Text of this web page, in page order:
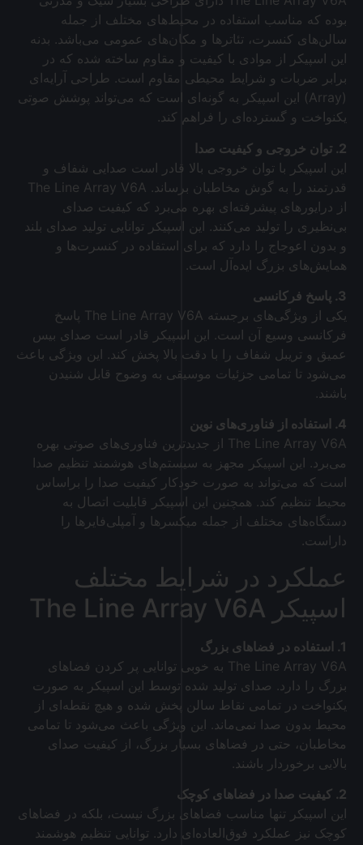
بوده که مناسب استفاده در محیط‌های مختلف از جمله
سالن‌های کنسرت، تئاترها و مکان‌های عمومی می‌باشد. بدنه
این اسپیکر از موادی با کیفیت و مقاوم ساخته شده که در
برابر ضربات و شرایط محیطی مقاوم است. طراحی آرایه‌ای
(Array) این اسپیکر به گونه‌ای است که می‌تواند پوشش صوتی
یکنواخت و گسترده‌ای را فراهم کند.
2. توان خروجی و کیفیت صدا
این اسپیکر با توان خروجی بالا قادر است صدایی شفاف و
قدرتمند را به گوش مخاطبان برساند. The Line Array V6A
از درایورهای پیشرفته‌ای بهره می‌برد که کیفیت صدای
بی‌نظیری را تولید می‌کنند. این اسپیکر توانایی تولید صدای بلند
و بدون اعوجاج را دارد که برای استفاده در کنسرت‌ها و
همایش‌های بزرگ ایده‌آل است.
3. پاسخ فرکانسی
یکی از ویژگی‌های برجسته The Line Array V6A پاسخ
فرکانسی وسیع آن است. این اسپیکر قادر است صدای بیس
عمیق و تریبل شفاف را با دقت بالا پخش کند. این ویژگی باعث
می‌شود تا تمامی جزئیات موسیقی به وضوح قابل شنیدن
باشند.
4. استفاده از فناوری‌های نوین
The Line Array V6A از جدیدترین فناوری‌های صوتی بهره
می‌برد. این اسپیکر مجهز به سیستم‌های هوشمند تنظیم صدا
است که می‌تواند به صورت خودکار کیفیت صدا را براساس
محیط تنظیم کند. همچنین این اسپیکر قابلیت اتصال به
دستگاه‌های مختلف از جمله میکسرها و آمپلی‌فایرها را
داراست.
عملکرد در شرایط مختلف
اسپیکر The Line Array V6A
1. استفاده در فضاهای بزرگ
The Line Array V6A به خوبی توانایی پر کردن فضاهای
بزرگ را دارد. صدای تولید شده توسط این اسپیکر به صورت
یکنواخت در تمامی نقاط سالن پخش شده و هیچ نقطه‌ای از
محیط بدون صدا نمی‌ماند. این ویژگی باعث می‌شود تا تمامی
مخاطبان، حتی در فضاهای بسیار بزرگ، از کیفیت صدای
بالایی برخوردار باشند.
2. کیفیت صدا در فضاهای کوچک
این اسپیکر تنها مناسب فضاهای بزرگ نیست، بلکه در فضاهای
کوچک نیز عملکرد فوق‌العاده‌ای دارد. توانایی تنظیم هوشمند